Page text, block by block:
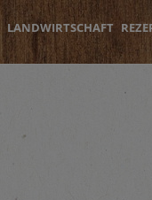
LANDWIRTSCHAFT